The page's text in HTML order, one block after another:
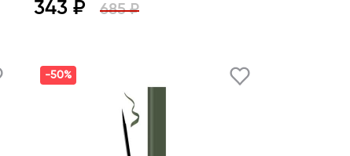
343 ₽ 685 ₽
-50%